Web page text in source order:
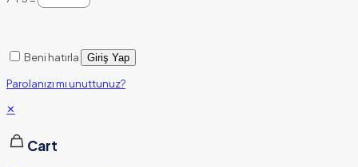
Beni hatırla Giriş Yap
Parolanızı mı unuttunuz?
✕
Cart